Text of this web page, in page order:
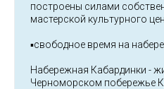
построены силами
мастерской культурного
▪️свободное время на
Набережная Кабардинки -
Черноморском побережье